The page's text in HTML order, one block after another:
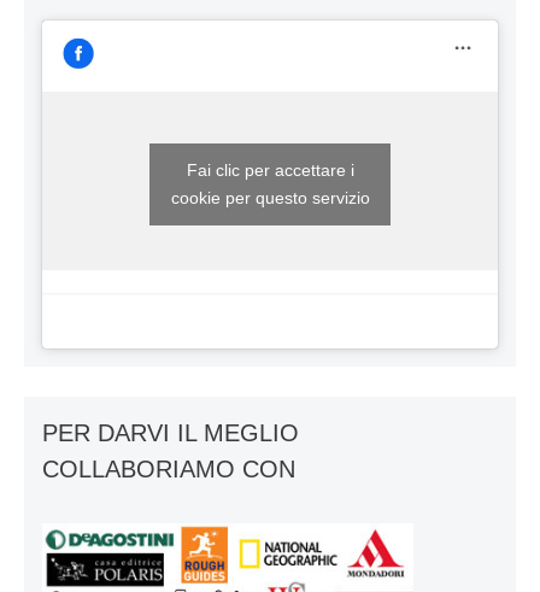
Fai clic per accettare i
cookie per questo servizio
PER DARVI IL MEGLIO
COLLABORIAMO CON